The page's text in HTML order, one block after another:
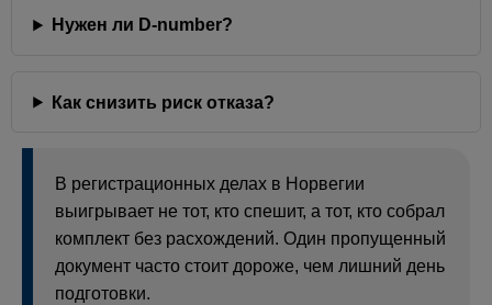
Нужен ли D-number?
Как снизить риск отказа?
В регистрационных делах в Норвегии
выигрывает не тот, кто спешит, а тот, кто собрал
комплект без расхождений. Один пропущенный
документ часто стоит дороже, чем лишний день
подготовки.